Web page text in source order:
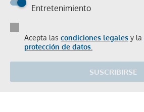
Entretenimiento
Acepta las condiciones legales y la
protección de datos.
SUSCRIBIRSE